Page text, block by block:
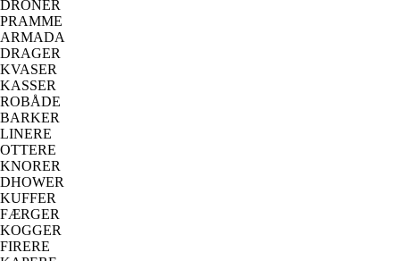
DRONER
PRAMME
ARMADA
DRAGER
KVASER
KASSER
ROBÅDE
BARKER
LINERE
OTTERE
KNORER
DHOWER
KUFFER
FÆRGER
KOGGER
FIRERE